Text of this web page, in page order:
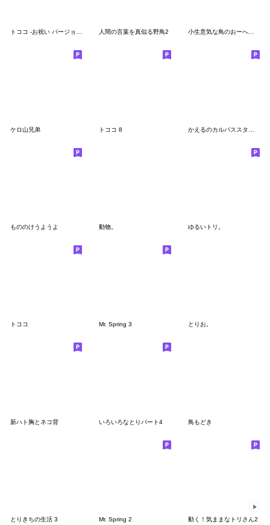
トココ -お祝い バージョン- 人間の言葉を真似る野鳥2 小生意気な鳥のおーへい６夏
ケロ山兄弟 トココ 8
もののけうようよ 動物。 ゆるいトリ。
トココ Mr. Spring 3 とりお。
新ハト胸とネコ背 いろいろなとりパート4 鳥もどき
とりきちの生活 3 Mr. Spring 2 動く！気ままなトリさん2